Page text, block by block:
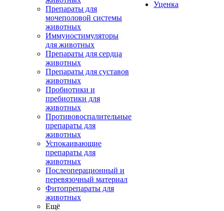
Препараты для
мочеполовой системы
животных
Иммуностимуляторы
для животных
Препараты для сердца
животных
Препараты для суставов
животных
Пробиотики и
пребиотики для
животных
Противовоспалительные
препараты для
животных
Успокаивающие
препараты для
животных
Послеоперационный и
перевязочный материал
Фитопрепараты для
животных
Ещё
Уценка